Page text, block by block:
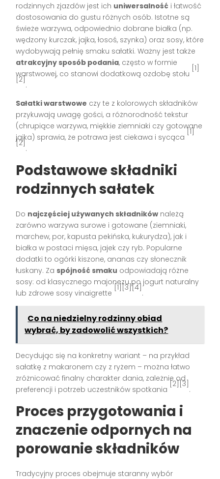
rodzinnych zjazdów jest ich uniwersalność i łatwość
dostosowania do gustu różnych osób. Istotne są
świeże warzywa, odpowiednio dobrane białka (np.
wędzony kurczak, jajka, łosoś, szynka) oraz sosy, które
wydobywają pełnię smaku sałatki. Ważny jest także
atrakcyjny sposób podania, często w formie
warstwowej, co stanowi dodatkową ozdobę stołu
[1]
[2]
.
Sałatki warstwowe czy te z kolorowych składników
przykuwają uwagę gości, a różnorodność tekstur
(chrupiące warzywa, miękkie ziemniaki czy gotowane
jajka) sprawia, że potrawa jest ciekawa i sycąca
[1]
[2]
.
Podstawowe składniki
rodzinnych sałatek
Do najczęściej używanych składników należą
zarówno warzywa surowe i gotowane (ziemniaki,
marchew, por, kapusta pekińska, kukurydza), jak i
białka w postaci mięsa, jajek czy ryb. Popularne
dodatki to ogórki kiszone, ananas czy słonecznik
łuskany. Za spójność smaku odpowiadają różne
sosy: od klasycznego majonezu po jogurt naturalny
lub zdrowe sosy vinaigrette
[1][3][4]
.
Co na niedzielny rodzinny obiad
wybrać, by zadowolić wszystkich?
Decydując się na konkretny wariant – na przykład
sałatkę z makaronem czy z ryżem – można łatwo
zróżnicować finalny charakter dania, zależnie od
preferencji i potrzeb uczestników spotkania
[2][3]
.
Proces przygotowania i
znaczenie odpornych na
porowanie składników
Tradycyjny proces obejmuje staranny wybór